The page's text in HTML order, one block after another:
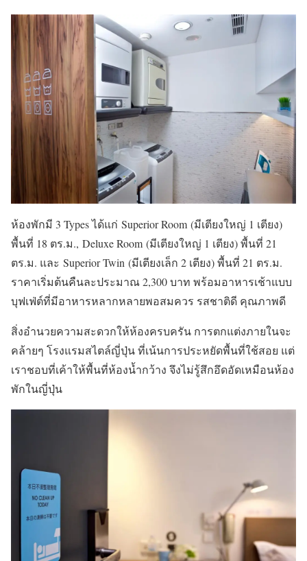
ห้องพักมี 3 Types ได้แก่ Superior Room (มีเตียงใหญ่ 1 เตียง)
พื้นที่ 18 ตร.ม., Deluxe Room (มีเตียงใหญ่ 1 เตียง) พื้นที่ 21
ตร.ม. และ Superior Twin (มีเตียงเล็ก 2 เตียง) พื้นที่ 21 ตร.ม.
ราคาเริ่มต้นคืนละประมาณ 2,300 บาท พร้อมอาหารเช้าแบบ
บุฟเฟ่ต์ที่มีอาหารหลากหลายพอสมควร รสชาติดี คุณภาพดี
สิ่งอำนวยความสะดวกให้ห้องครบครัน การตกแต่งภายในจะ
คล้ายๆ โรงแรมสไตล์ญี่ปุ่น ที่เน้นการประหยัดพื้นที่ใช้สอย แต่
เราชอบที่เค้าให้พื้นที่ห้องน้ำกว้าง จึงไม่รู้สึกอึดอัดเหมือนห้อง
พักในญี่ปุ่น